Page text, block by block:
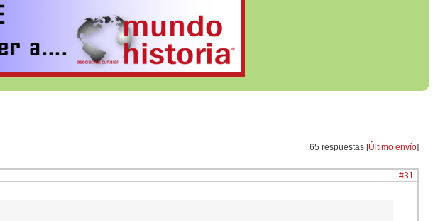
65 respuestas [Último envío]
#31